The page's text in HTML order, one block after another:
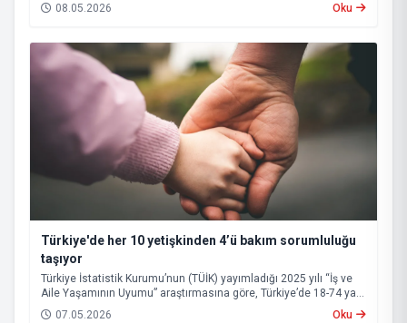
08.05.2026
Oku
Türkiye'de her 10 yetişkinden 4’ü bakım sorumluluğu
taşıyor
Türkiye İstatistik Kurumu’nun (TÜİK) yayımladığı 2025 yılı “İş ve
Aile Yaşamının Uyumu” araştırmasına göre, Türkiye’de 18-74 yaş
grubundaki nüfusun yüzde 43,1’i bakım sorumluluğu üstleniyor.
07.05.2026 Oku